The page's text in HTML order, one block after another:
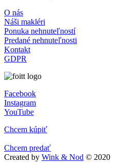
O nás
Náši makléri
Ponuka nehnuteľností
Predané nehnuteľnosti
Kontakt
GDPR
Facebook
Instagram
YouTube
Chcem kúpiť
Chcem predať
Created by Wink & Nod © 2020